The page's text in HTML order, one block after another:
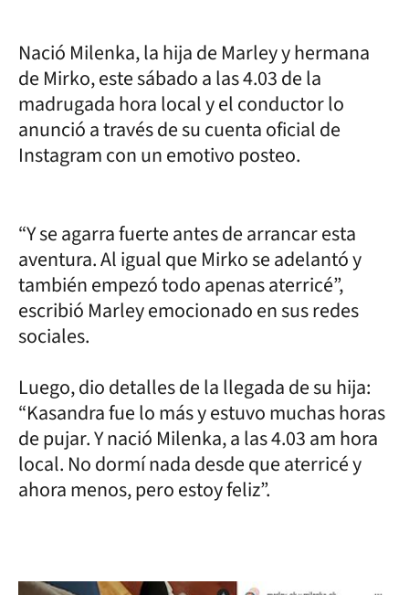
Nació Milenka, la hija de Marley y hermana
de Mirko, este sábado a las 4.03 de la
madrugada hora local y el conductor lo
anunció a través de su cuenta oficial de
Instagram con un emotivo posteo.
“Y se agarra fuerte antes de arrancar esta
aventura. Al igual que Mirko se adelantó y
también empezó todo apenas aterricé”,
escribió Marley emocionado en sus redes
sociales.
Luego, dio detalles de la llegada de su hija:
“Kasandra fue lo más y estuvo muchas horas
de pujar. Y nació Milenka, a las 4.03 am hora
local. No dormí nada desde que aterricé y
ahora menos, pero estoy feliz”.